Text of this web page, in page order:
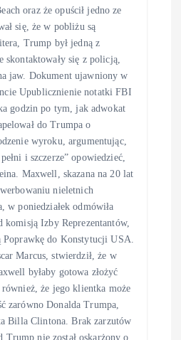
oraz że opuścił jedno ze
się, że w pobliżu są
Trump był jedną z
skontaktowały się z policją,
jaw. Dokument ujawniony w
Upublicznienie notatki FBI
godzin po tym, jak adwokat
do Trumpa o
wyroku, argumentując,
i szczerze” opowiedzieć,
Maxwell, skazana na 20 lat
nieletnich
w poniedziałek odmówiła
komisją Izby Reprezentantów,
Poprawkę do Konstytucji USA.
Marcus, stwierdził, że w
byłaby gotowa złożyć
również, że jego klientka może
zarówno Donalda Trumpa,
Billa Clintona. Brak zarzutów
Trump nie został oskarżony o